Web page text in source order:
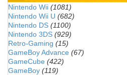
Nintendo Wii (1081)
Nintendo Wii U (682)
Nintendo DS (1100)
Nintendo 3DS (929)
Retro-Gaming (15)
GameBoy Advance (67)
GameCube (422)
GameBoy (119)